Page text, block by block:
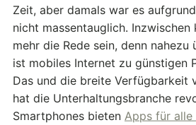
Zeit, aber damals war es
nicht massentauglich. Inzwischen
mehr die Rede sein, denn nahezu
ist mobiles Internet zu günstigen
Das und die breite Verfügbarkeit
hat die Unterhaltungsbranche
Smartphones bieten Apps für alle